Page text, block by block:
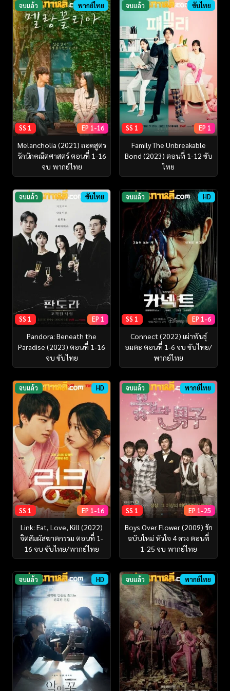
จบแล้ว พากย์ไทย
SS 1 EP 1-16
Melancholia (2021) ถอดสูตร
รักนักคณิตศาสตร์ ตอนที่ 1-16
จบ พากย์ไทย
จบแล้ว ซับไทย
SS 1 EP 1
Family The Unbreakable
Bond (2023) ตอนที่ 1-12 ซับ
ไทย
จบแล้ว ซับไทย
SS 1 EP 1
Pandora: Beneath the
Paradise (2023) ตอนที่ 1-16
จบ ซับไทย
จบแล้ว HD
SS 1 EP 1-6
Connect (2022) เผ่าพันธุ์
อมตะ ตอนที่ 1-6 จบ ซับไทย/
พากย์ไทย
จบแล้ว HD
SS 1 EP 1-16
Link: Eat, Love, Kill (2022)
จิตสัมผัสฆาตกรรม ตอนที่ 1-
16 จบ ซับไทย/พากย์ไทย
จบแล้ว พากย์ไทย
SS 1 EP 1-25
Boys Over Flower (2009) รัก
ฉบับใหม่ หัวใจ 4 ดวง ตอนที่
1-25 จบ พากย์ไทย
จบแล้ว HD จบแล้ว พากย์ไทย